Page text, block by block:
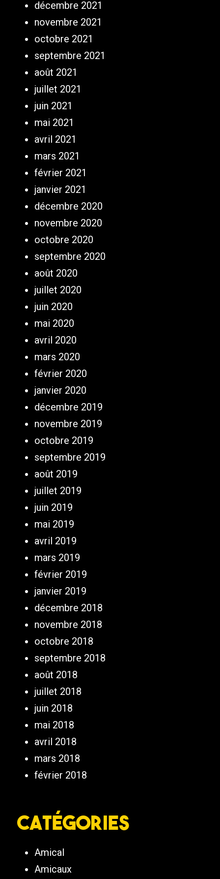
décembre 2021
novembre 2021
octobre 2021
septembre 2021
août 2021
juillet 2021
juin 2021
mai 2021
avril 2021
mars 2021
février 2021
janvier 2021
décembre 2020
novembre 2020
octobre 2020
septembre 2020
août 2020
juillet 2020
juin 2020
mai 2020
avril 2020
mars 2020
février 2020
janvier 2020
décembre 2019
novembre 2019
octobre 2019
septembre 2019
août 2019
juillet 2019
juin 2019
mai 2019
avril 2019
mars 2019
février 2019
janvier 2019
décembre 2018
novembre 2018
octobre 2018
septembre 2018
août 2018
juillet 2018
juin 2018
mai 2018
avril 2018
mars 2018
février 2018
Catégories
Amical
Amicaux